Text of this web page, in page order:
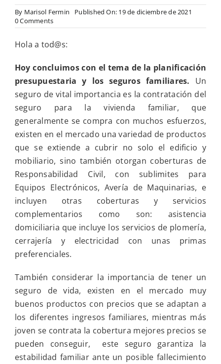
By Marisol Fermin
Published On: 19 de diciembre de 2021
0 Commentson
Final
la
presupuesto
familiar
y
en
la
reflexión
personal:
la
Navidad
es
tiempo
de
transformación
Hola a tod@s:
Hoy concluimos con el tema de la planificación
presupuestaria y los seguros familiares. Un
seguro de vital importancia es la contratación del
seguro para la vivienda familiar, que
generalmente se compra con muchos esfuerzos,
existen en el mercado una variedad de productos
que se extiende a cubrir no solo el edificio y
mobiliario, sino también otorgan coberturas de
Responsabilidad Civil, con sublimites para
Equipos Electrónicos, Avería de Maquinarias, e
incluyen otras coberturas y servicios
complementarios como son: asistencia
domiciliaria que incluye los servicios de plomería,
cerrajería y electricidad con unas primas
preferenciales.
También considerar la importancia de tener un
seguro de vida, existen en el mercado muy
buenos productos con precios que se adaptan a
los diferentes ingresos familiares, mientras más
joven se contrata la cobertura mejores precios se
pueden conseguir, este seguro garantiza la
estabilidad familiar ante un posible fallecimiento